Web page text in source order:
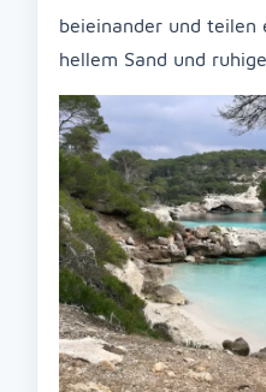
beieinander und teilen
hellem Sand und